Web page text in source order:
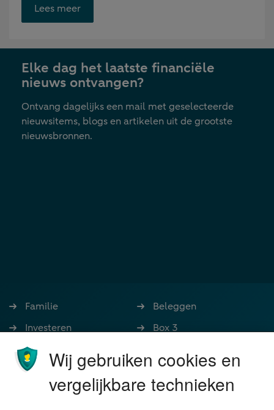
Lees meerOpent
link
nieuwe
tab
Elke dag het laatste financiële
nieuws ontvangen?
Ontvang dagelijks een mail met geselecteerde
nieuwsitems, blogs en artikelen uit de grootste
nieuwsbronnen.
Familie
Investeren
Ondernemen
Stoppen met werken
Wonen
Beleggen
Box 3
Nalatenschap
Schenken
Wij gebruiken cookies en
vergelijkbare technieken